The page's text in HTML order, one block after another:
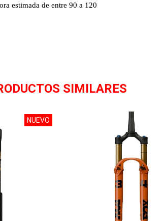
estimada de entre 90 a 120
SIMILARES
NUEVO